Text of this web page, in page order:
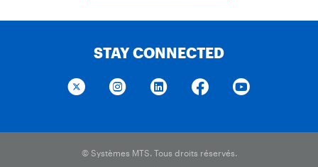
STAY CONNECTED
© Systèmes MTS. Tous droits réservés.